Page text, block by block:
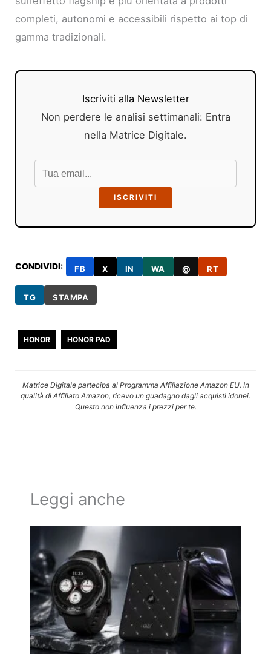
completi, autonomi e accessibili rispetto ai top di
gamma tradizionali.
Iscriviti alla Newsletter
Non perdere le analisi settimanali: Entra
nella Matrice Digitale.
ISCRIVITI
CONDIVIDI: FB X IN WA @ RT
TG STAMPA
HONOR HONOR PAD
Matrice Digitale partecipa al Programma Affiliazione Amazon EU. In
qualità di Affiliato Amazon, ricevo un guadagno dagli acquisti idonei.
Questo non influenza i prezzi per te.
Leggi anche